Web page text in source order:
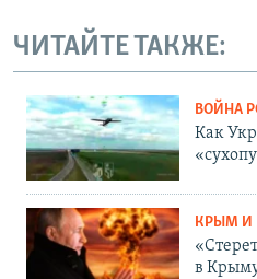
ЧИТАЙТЕ ТАКЖЕ:
ВОЙНА
Как
КРЫМ И
в